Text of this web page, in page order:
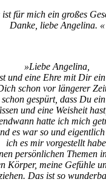
ist für mich ein großes
Danke, liebe Angelina. «
»Liebe Angelina,
und eine Ehre mit Dir
schon vor längerer
gespürt, dass Du
und eine Weisheit
hatte ich mich
es war so und
ich es mir vorgestellt
persönlichen Themen
Körper, meine Gefühle
Das ist so